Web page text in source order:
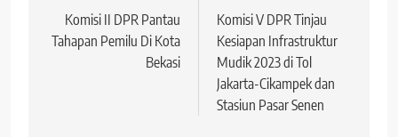
posKomisi II DPR Pantau
Tahapan Pemilu Di Kota
Bekasi
Komisi V DPR Tinjau
Kesiapan Infrastruktur
Mudik 2023 di Tol
Jakarta-Cikampek dan
Stasiun Pasar Senen